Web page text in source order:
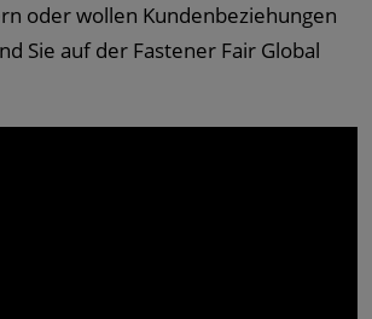
oder wollen Kundenbeziehungen
Sie auf der Fastener Fair Global